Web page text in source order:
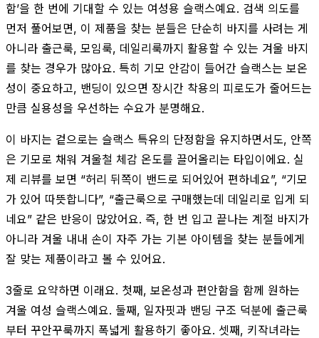
함’을 한 번에 기대할 수 있는 여성용 슬랙스예요. 검색 의도를
먼저 풀어보면, 이 제품을 찾는 분들은 단순히 바지를 사려는 게
아니라 출근룩, 모임룩, 데일리룩까지 활용할 수 있는 겨울 바지
를 찾는 경우가 많아요. 특히 기모 안감이 들어간 슬랙스는 보온
성이 중요하고, 밴딩이 있으면 장시간 착용의 피로도가 줄어드는
만큼 실용성을 우선하는 수요가 분명해요.
이 바지는 겉으로는 슬랙스 특유의 단정함을 유지하면서도, 안쪽
은 기모로 채워 겨울철 체감 온도를 끌어올리는 타입이에요. 실
제 리뷰를 보면 “허리 뒤쪽이 밴드로 되어있어 편하네요”, “기모
가 있어 따뜻합니다”, “출근룩으로 구매했는데 데일리로 입게 되
네요” 같은 반응이 많았어요. 즉, 한 번 입고 끝나는 계절 바지가
아니라 겨울 내내 손이 자주 가는 기본 아이템을 찾는 분들에게
잘 맞는 제품이라고 볼 수 있어요.
3줄로 요약하면 이래요. 첫째, 보온성과 편안함을 함께 원하는
겨울 여성 슬랙스예요. 둘째, 일자핏과 밴딩 구조 덕분에 출근룩
부터 꾸안꾸룩까지 폭넓게 활용하기 좋아요. 셋째, 키작녀라는